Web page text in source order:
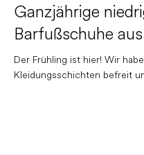
Ganzjährige
Barfußschuhe
Der Frühling ist hier! Wir
Kleidungsschichten befreit